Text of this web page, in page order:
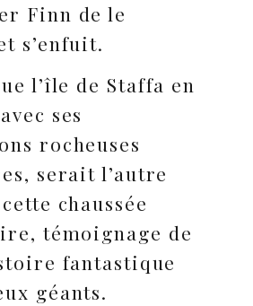
Finn de le
s’enfuit.
l’île de Staffa en
ses
rocheuses
serait l’autre
chaussée
témoignage de
fantastique
géants.